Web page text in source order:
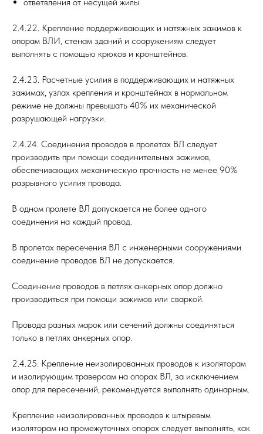
2.4.22. Крепление поддерживающих и натяжных зажимов к
опорам ВЛИ, стенам зданий и сооружениям следует
выполнять с помощью крюков и кронштейнов.
2.4.23. Расчетные усилия в поддерживающих и натяжных
зажимах, узлах крепления и кронштейнах в нормальном
режиме не должны превышать 40% их механической
разрушающей нагрузки.
2.4.24. Соединения проводов в пролетах ВЛ следует
производить при помощи соединительных зажимов,
обеспечивающих механическую прочность не менее 90%
разрывного усилия провода.
В одном пролете ВЛ допускается не более одного
соединения на каждый провод.
В пролетах пересечения ВЛ с инженерными сооружениями
соединение проводов ВЛ не допускается.
Соединение проводов в петлях анкерных опор должно
производиться при помощи зажимов или сваркой.
Провода разных марок или сечений должны соединяться
только в петлях анкерных опор.
2.4.25. Крепление неизолированных проводов к изоляторам
и изолирующим траверсам на опорах ВЛ, за исключением
опор для пересечений, рекомендуется выполнять одинарным.
Крепление неизолированных проводов к штыревым
изоляторам на промежуточных опорах следует выполнять, как